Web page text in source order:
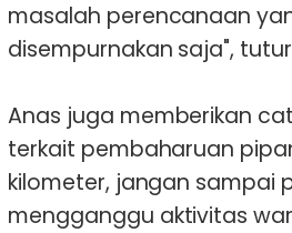
masalah perencanaan
disempurnakan saja",
Anas juga memberikan
terkait pembaharuan
kilometer, jangan sampai
mengganggu aktivitas